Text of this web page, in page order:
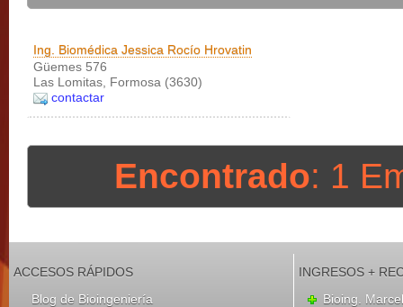
Ing. Biomédica Jessica Rocío Hrovatin
Güemes 576
Las Lomitas, Formosa (3630)
contactar
Encontrado: 1
ACCESOS RÁPIDOS
Blog de Bioingeniería
INGRESOS +
Bioing.